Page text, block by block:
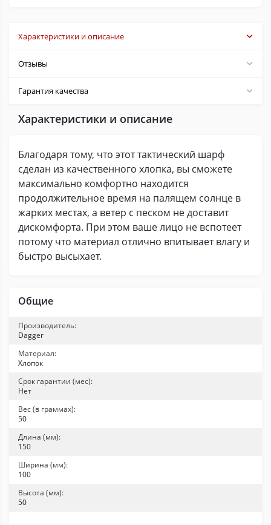
Характеристики и описание
Отзывы
Гарантия качества
Характеристики и описание
Благодаря тому, что этот тактический шарф
сделан из качественного хлопка, вы сможете
максимально комфортно находится
продолжительное время на палящем солнце в
жарких местах, а ветер с песком не доставит
дискомфорта. При этом ваше лицо не вспотеет
потому что материал отлично впитывает влагу и
быстро высыхает.
Общие
Производитель:
Dagger
Материал:
Хлопок
Срок гарантии (мес):
Нет
Вес (в граммах):
50
Длина (мм):
150
Ширина (мм):
100
Высота (мм):
50